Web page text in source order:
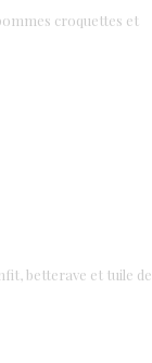
croquettes et
betterave et tuile de